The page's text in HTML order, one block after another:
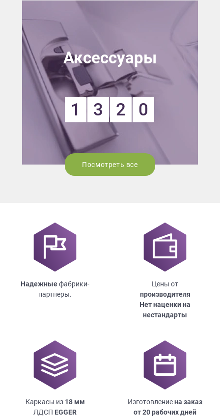
Аксессуары
1 3 2 0
Посмотреть все
Надежныефабрики-
партнеры.
Цены от
производителя
Нет наценки на
нестандарты
Каркасы из 18мм
ЛДСП EGGER
Изготовлениена заказ
от 20 рабочих дней